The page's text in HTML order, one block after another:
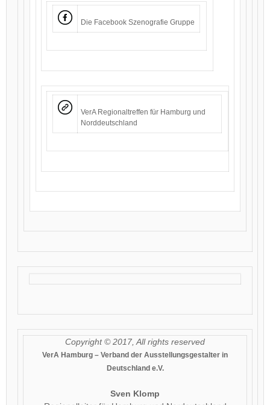
Die Facebook Szenografie Gruppe
VerA Regionaltreffen für Hamburg und
Norddeutschland
Copyright © 2017, All rights reserved
VerA Hamburg – Verband der Ausstellungsgestalter in
Deutschland e.V.
Sven Klomp